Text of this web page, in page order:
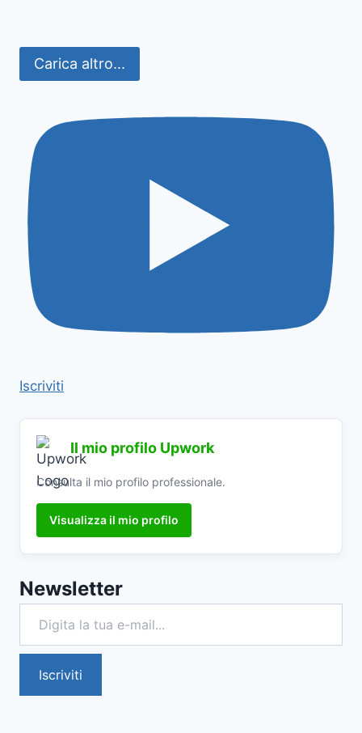
Carica altro...
Iscriviti
Il mio profilo Upwork
Consulta il mio profilo professionale.
Visualizza il mio profilo
Newsletter
Digita la tua e-mail...
Iscriviti